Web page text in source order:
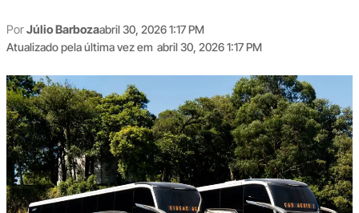
PorJúlio Barbozaabril 30, 2026 1:17 PM
Atualizado pela última vez em abril 30, 2026 1:17 PM